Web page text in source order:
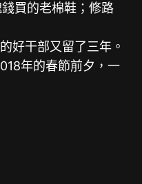
買的老棉鞋；修路
好干部又留了三年。
年的春節前夕，一